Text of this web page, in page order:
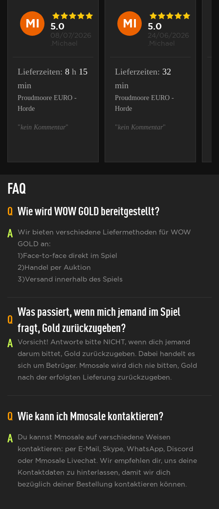
MI 5.0
08/07/2026
.Michael
Lieferzeiten: 8 h 15
min
Proudmoore EURO -
Horde
"kein Kommentar"
MI 5.0
24/06/2026
.Michael
Lieferzeiten: 32
min
Proudmoore EURO -
Horde
"kein Kommentar"
FAQ
Q Wie wird WOW GOLD bereitgestellt?
A
Wir bieten verschiedene Liefermethoden für WOW
GOLD an:
1)Face-to-face direkt im Spiel
2)Handel per Auktion
3)Versand innerhalb des Spiels
Q
Was passiert, wenn mich jemand im Spiel
fragt, Gold zurückzugeben?
A
Vorsicht! Antworte bitte NICHT, wenn dich jemand
darum bittet, Gold zurückzugeben. Dabei handelt es
sich um Betrüger. Mmosale wird dich nie bitten, Gold
nach der erfolgten Lieferung zurückzugeben.
Q Wie kann ich Mmosale kontaktieren?
A
Du kannst Mmosale auf verschiedene Weisen
kontaktieren: per E-Mail, Skype, WhatsApp, Discord
oder Mmosale Livechat. Wir empfehlen dir, uns deine
Kontaktdaten zu hinterlassen, damit wir dich
bezüglich deiner Bestellung kontaktieren können.